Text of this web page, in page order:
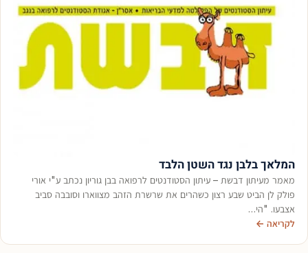
המלאך בלבן נגד השטן הלבד
מאמר מעיתון דבשת – עיתון הסטודנטים לרפואה בבן גוריון נכתב ע"י אורי
פולק לן הביט שבע רצון כשהרים את שרשרת הזהב מצווארו וסובבה סביב
אצבעו. "הי…
לקריאה ←